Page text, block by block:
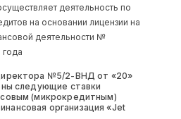
деятельность по
на основании лицензии на
деятельности №
года
№5/2-ВНД от «20»
следующие ставки
(микрокредитным)
организация «Jet